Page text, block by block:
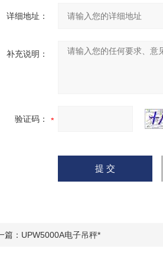
详细地址：
补充说明：
验证码：
篇： UPW5000A电子吊秤*